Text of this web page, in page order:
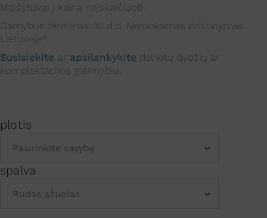
Maišytuvai į kainą neįskaičiuoti.
Gamybos terminas: 10 d.d. Nemokamas pristatymas
Lietuvoje*.
Susisiekite ar apsilankykite dėl kitų dydžių ar
komplektacijos galimybių.
plotis
spalva